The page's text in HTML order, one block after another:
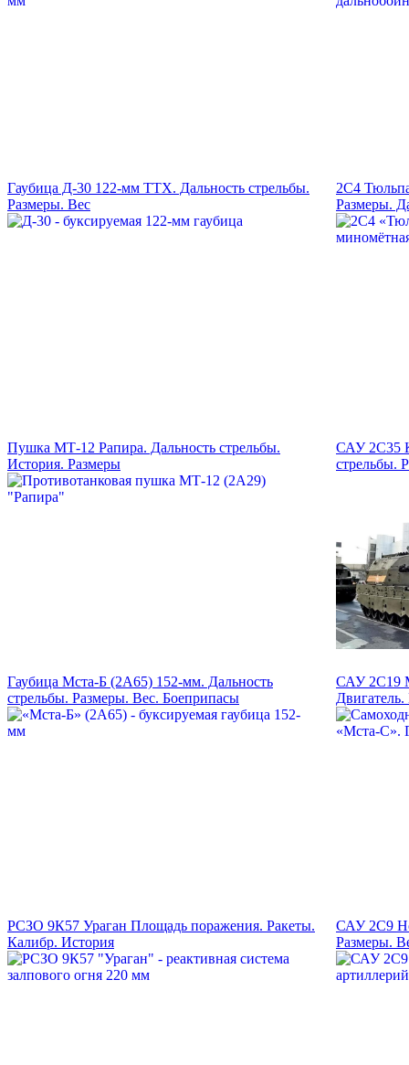
Гаубица Д-30 122-мм ТТХ. Дальность стрельбы.
Размеры. Вес
2С4
Размеры.
Пушка МТ-12 Рапира. Дальность стрельбы.
История. Размеры
САУ 2С35
стрельбы.
Гаубица Мста-Б (2А65) 152-мм. Дальность
стрельбы. Размеры. Вес. Боеприпасы
САУ 2С19
РСЗО 9К57 Ураган Площадь поражения. Ракеты.
Калибр. История
САУ 2С9
Размеры.